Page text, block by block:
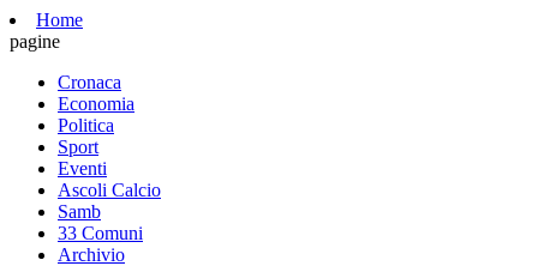
Home
pagine
Cronaca
Economia
Politica
Sport
Eventi
Ascoli Calcio
Samb
33 Comuni
Archivio